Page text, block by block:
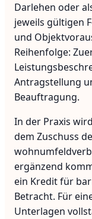
Darlehen oder
jeweils gültigen
und
Reihenfolge:
Antragstellung
Beauftragung.
In der Praxis
dem Zuschuss
ergänzend
ein Kredit für
Betracht. Für
Unterlagen